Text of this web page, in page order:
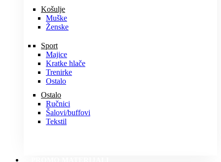
Košulje
Muške
Ženske
Sport
Majice
Kratke hlače
Trenirke
Ostalo
Ostalo
Ručnici
Šalovi/buffovi
Tekstil